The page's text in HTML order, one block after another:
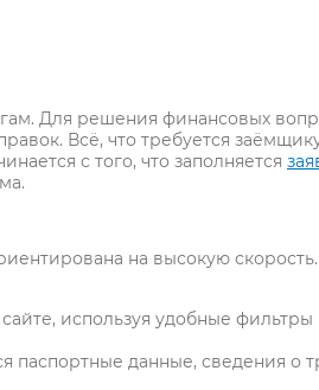
Для решения финансовых
Всё, что требуется
с того, что заполняется
на высокую скорость.
используя удобные
паспортные данные, сведения о